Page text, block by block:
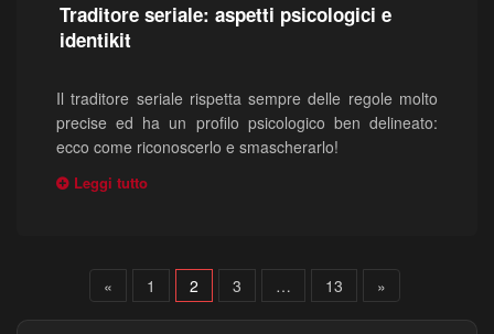
Traditore seriale: aspetti psicologici e
identikit
Il traditore seriale rispetta sempre delle regole molto
precise ed ha un profilo psicologico ben delineato:
ecco come riconoscerlo e smascherarlo!
Leggi tutto
« 1 2 3 … 13 »